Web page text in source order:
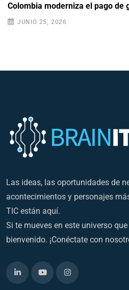
Colombia moderniza el pago de
JUNIO 25, 2026
Las ideas, las oportunidades de
acontecimientos y personajes
TIC están aquí.
Si te mueves en este universo
bienvenido. ¡Conéctate con